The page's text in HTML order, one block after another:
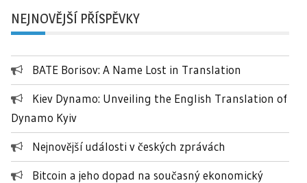
NEJNOVĚJŠÍ PŘÍSPĚVKY
BATE Borisov: A Name Lost in Translation
Kiev Dynamo: Unveiling the English Translation of
Dynamo Kyiv
Nejnovější události v českých zprávách
Bitcoin a jeho dopad na současný ekonomický